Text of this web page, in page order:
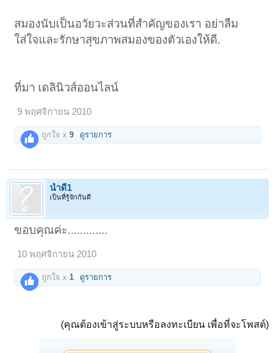
สมองนับเป็นอวัยวะส่วนที่สำคัญของเรา อย่าลืม
ใส่ใจและรักษาสุขภาพสมองของตัวเองให้ดี.
ที่มา เดลินิวส์ออนไลน์
9 พฤศจิกายน 2010
ถูกใจ x9 ดูรายการ
น้ำดี1
เป็นที่รู้จักกันดี
ขอบคุณค่ะ.............
10 พฤศจิกายน 2010
ถูกใจ x 1 ดูรายการ
(คุณต้องเข้าสู่ระบบหรือลงทะเบียน เพื่อที่จะโพสต์)